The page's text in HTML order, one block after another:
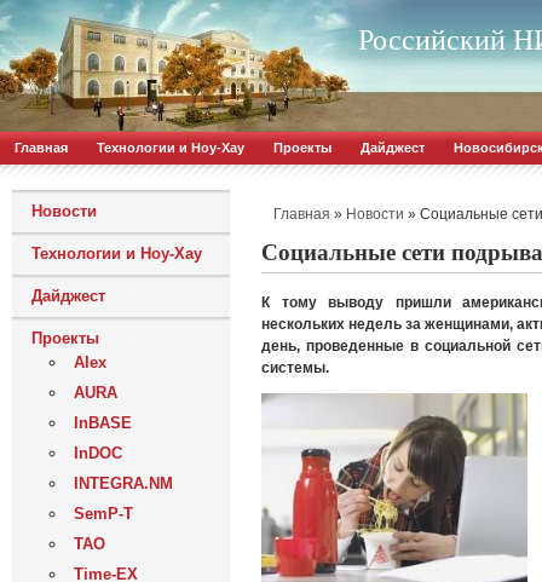
Российский
Главная Технологии и Ноу-Хау Проекты Дайджест
Новости
Технологии и Ноу-Хау
Дайджест
Проекты
Alex
AURA
InBASE
InDOC
INTEGRA.NM
SemP-T
ТАО
Time-EX
Главная » Новости » Социальные
Социальные сети
К тому выводу пришли
нескольких недель за женщинами,
день, проведенные в социальной
системы.